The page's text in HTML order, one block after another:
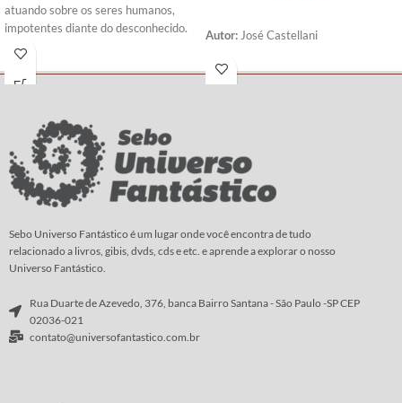
atuando sobre os seres humanos,
impotentes diante do desconhecido.
Autor:
Autor: José Castellani
Sebo Universo Fantástico é um lugar onde você encontra de tudo
relacionado a livros, gibis, dvds, cds e etc. e aprende a explorar o nosso
Universo Fantástico.
Rua Duarte de Azevedo, 376, banca Bairro Santana - São Paulo -SP CEP
02036-021
contato@universofantastico.com.br